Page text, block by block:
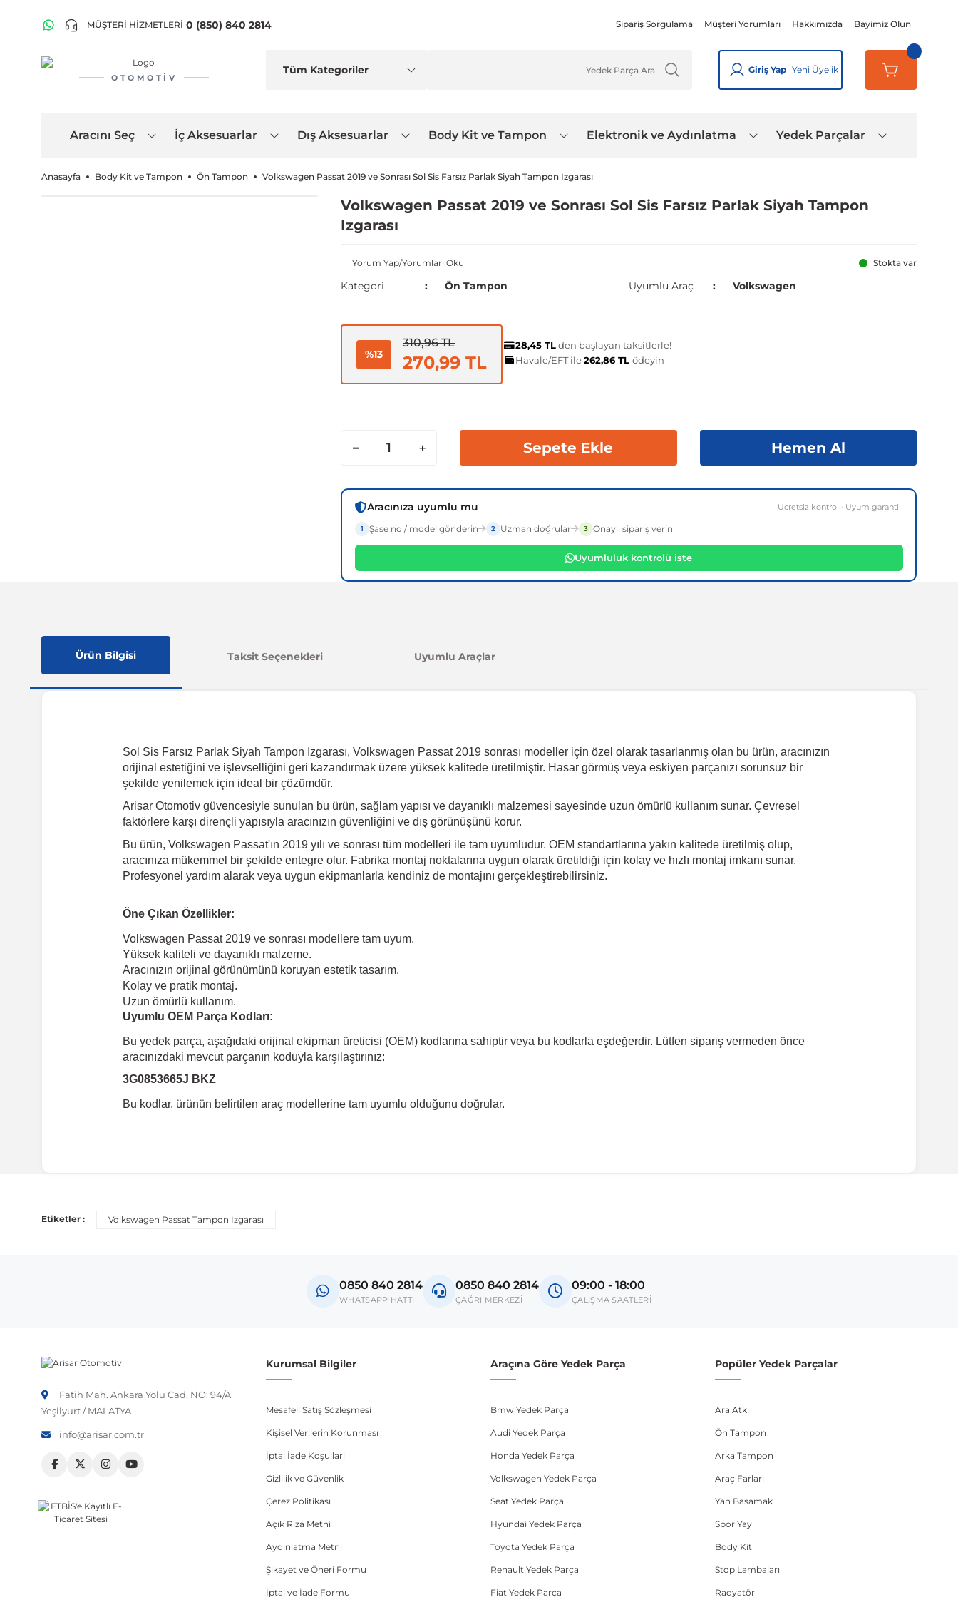
MÜŞTERİ HİZMETLERİ 0 (850) 840 2814 Sipariş Sorgulama Müşteri Yorumları Hakkımızda Bayimiz Olun
OTOMOTIV
Giriş Yap Yeni Üyelik
Aracını Seç İç Aksesuarlar Dış Aksesuarlar Body Kit ve Tampon Elektronik ve Aydınlatma Yedek Parçalar
Anasayfa Body Kit ve Tampon Ön Tampon Volkswagen Passat 2019 ve Sonrası Sol Sis Farsız Parlak Siyah Tampon Izgarası
Volkswagen Passat 2019 ve Sonrası Sol Sis Farsız Parlak Siyah Tampon
Izgarası
Yorum Yap/Yorumları Oku Stokta var
Kategori Ön Tampon Uyumlu Araç Volkswagen
%13
310,96 TL
270,99 TL
28,45 TLden başlayan taksitlerle!
Havale/EFT ile262,86 TL ödeyin
Sepete Ekle Hemen Al
Aracınıza uyumlu mu Ücretsiz kontrol · Uyum garantili
1 Şase no / model gönderin 2 Uzman doğrular 3 Onaylı sipariş verin
Uyumluluk kontrolü iste
Ürün Bilgisi Taksit Seçenekleri Uyumlu Araçlar
Sol Sis Farsız Parlak Siyah Tampon Izgarası, Volkswagen Passat 2019 sonrası modeller için özel olarak tasarlanmış olan bu ürün, aracınızın
orijinal estetiğini ve işlevselliğini geri kazandırmak üzere yüksek kalitede üretilmiştir. Hasar görmüş veya eskiyen parçanızı sorunsuz bir
şekilde yenilemek için ideal bir çözümdür.
Arisar Otomotiv güvencesiyle sunulan bu ürün, sağlam yapısı ve dayanıklı malzemesi sayesinde uzun ömürlü kullanım sunar. Çevresel
faktörlere karşı dirençli yapısıyla aracınızın güvenliğini ve dış görünüşünü korur.
Bu ürün, Volkswagen Passat'ın 2019 yılı ve sonrası tüm modelleri ile tam uyumludur. OEM standartlarına yakın kalitede üretilmiş olup,
aracınıza mükemmel bir şekilde entegre olur. Fabrika montaj noktalarına uygun olarak üretildiği için kolay ve hızlı montaj imkanı sunar.
Profesyonel yardım alarak veya uygun ekipmanlarla kendiniz de montajını gerçekleştirebilirsiniz.
Öne Çıkan Özellikler:
Volkswagen Passat 2019 ve sonrası modellere tam uyum.
Yüksek kaliteli ve dayanıklı malzeme.
Aracınızın orijinal görünümünü koruyan estetik tasarım.
Kolay ve pratik montaj.
Uzun ömürlü kullanım.
Uyumlu OEM Parça Kodları:
Bu yedek parça, aşağıdaki orijinal ekipman üreticisi (OEM) kodlarına sahiptir veya bu kodlarla eşdeğerdir. Lütfen sipariş vermeden önce
aracınızdaki mevcut parçanın koduyla karşılaştırınız:
3G0853665J BKZ
Bu kodlar, ürünün belirtilen araç modellerine tam uyumlu olduğunu doğrular.
Araç üreticileri aynı model yılı içerisinde farklı donanım ve kasa tipleri kullanabilmektedir. Sipariş vermeden önce OEM numarası veya şasi numarası ile uyumluluğu kontrol
Etiketler : Volkswagen Passat Tampon Izgarası
0850 840 2814
WHATSAPP HATTI
0850 840 2814
ÇAĞRI MERKEZİ
09:00 - 18:00
ÇALIŞMA SAATLERİ
Fatih Mah. Ankara Yolu Cad. NO: 94/A
Yeşilyurt / MALATYA
info@arisar.com.tr
Kurumsal Bilgiler
Mesafeli Satış Sözleşmesi
Kişisel Verilerin Korunması
İptal İade Koşullari
Gizlilik ve Güvenlik
Çerez Politikası
Açık Rıza Metni
Aydınlatma Metni
Şikayet ve Öneri Formu
İptal ve İade Formu
Araçına Göre Yedek Parça
Bmw Yedek Parça
Audi Yedek Parça
Honda Yedek Parça
Volkswagen Yedek Parça
Seat Yedek Parça
Hyundai Yedek Parça
Toyota Yedek Parça
Renault Yedek Parça
Fiat Yedek Parça
Popüler Yedek Parçalar
Ara Atkı
Ön Tampon
Arka Tampon
Araç Farları
Yan Basamak
Spor Yay
Body Kit
Stop Lambaları
Radyatör